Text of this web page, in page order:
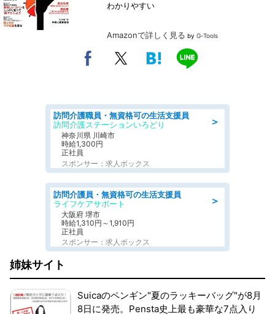
わかりやすい
Amazonで詳しく見る by G-Tools
＞
訪問介護職員・無資格可の生活支援員
訪問介護ステーションいろどり
神奈川県 川崎市
時給1,300円
正社員
スポンサー：求人ボックス
＞
訪問介護員・無資格可の生活支援員
ライフケアサポート
大阪府 堺市
時給1,310円～1,910円
正社員
スポンサー：求人ボックス
姉妹サイト
Suicaのペンギン"夏のラッキーバッグ"が8月
8日に発売。Pensta史上最も豪華な7点入り